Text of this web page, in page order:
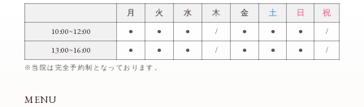
月
火 水 木 金 土 日 祝
10:00~12:00 ● ● ● / ● ● ● /
13:00~16:00 ● ● ● / ● ● ● /
※当院は完全予約制となっております。
MENU